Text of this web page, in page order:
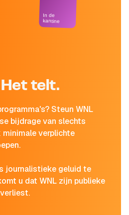
telt.
Steun WNL
bijdrage van slechts
verplichte
journalistieke geluid te
u dat WNL zijn publieke
In de
kantine